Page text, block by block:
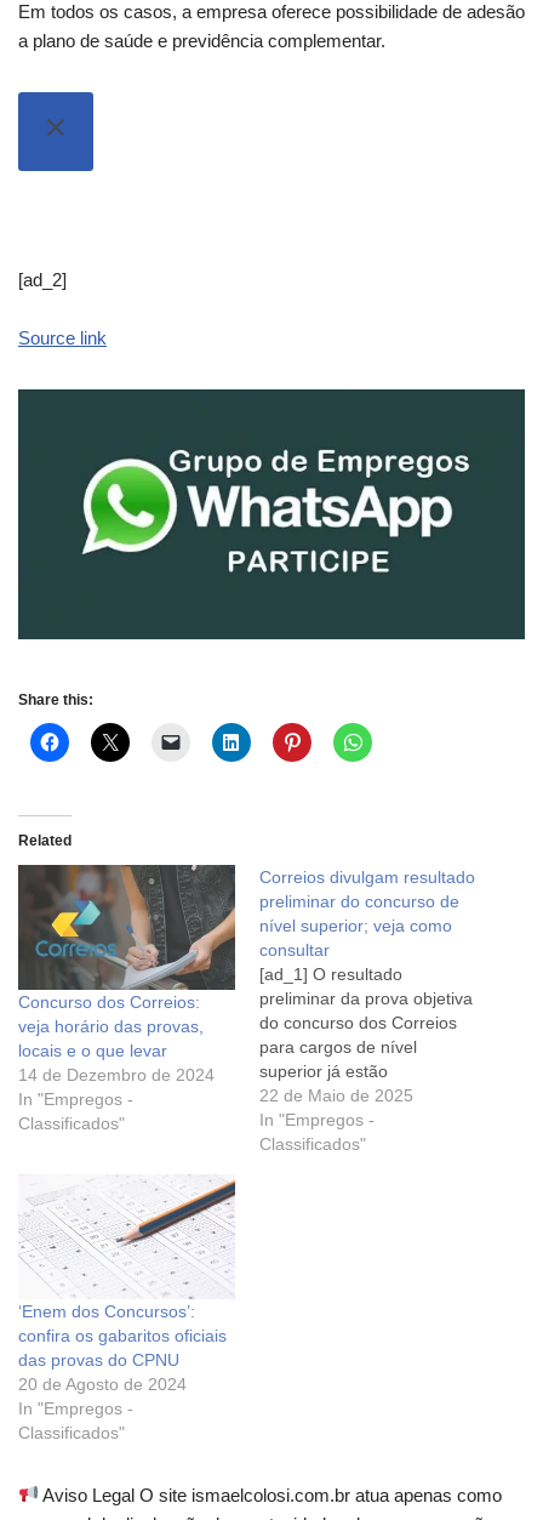
Em todos os casos, a empresa oferece possibilidade de adesão
a plano de saúde e previdência complementar.
[ad_2]
Source link
Share this:
Related
Concurso dos Correios:
veja horário das provas,
locais e o que levar
14 de Dezembro de 2024
In "Empregos -
Classificados"
Correios divulgam resultado
preliminar do concurso de
nível superior; veja como
consultar
[ad_1] O resultado
preliminar da prova objetiva
do concurso dos Correios
para cargos de nível
superior já estão
disponíveis no site da
organizadora da seleção,
assim como também foi
22 de Maio de 2025
In "Empregos -
Classificados"
‘Enem dos Concursos’:
confira os gabaritos oficiais
das provas do CPNU
20 de Agosto de 2024
In "Empregos -
Classificados"
Aviso Legal O site ismaelcolosi.com.br atua apenas como